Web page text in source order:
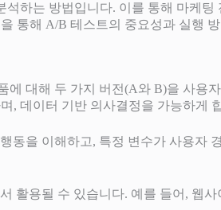
석하는 방법입니다. 이를 통해 마케
통해 A/B 테스트의 중요성과 실행
에 대해 두 가지 버전(A와 B)을 사용
, 데이터 기반 의사결정을 가능하게
동을 이해하고, 특정 변수가 사용자
활용될 수 있습니다. 예를 들어, 웹